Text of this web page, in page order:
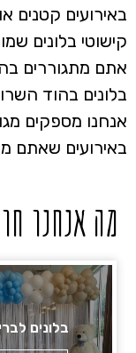
באירועים קטנים
קישוטי בלונים
אתם מתגוררים
בלונים בהוד
אנחנו מספקים
באירועים שאתם
מה אנחנו
בלונים